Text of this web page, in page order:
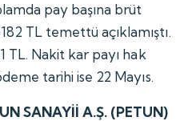
pay başına brüt
TL temettü açıklamıştı.
TL. Nakit kar payı hak
tarihi ise 22 Mayıs.
SANAYİİ A.Ş. (PETUN)